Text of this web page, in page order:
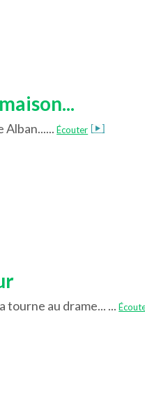
Alban...... Écouter
tourne au drame... ...